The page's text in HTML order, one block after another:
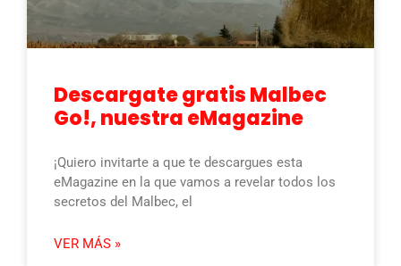
Descargate gratis Malbec
Go!, nuestra eMagazine
¡Quiero invitarte a que te descargues esta
eMagazine en la que vamos a revelar todos los
secretos del Malbec, el
VER MÁS »